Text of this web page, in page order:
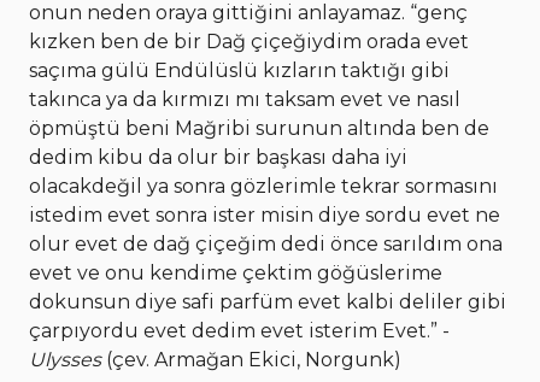
onun neden oraya gittiğini anlayamaz. “genç
kızken ben de bir Dağ çiçeğiydim orada evet
saçıma gülü Endülüslü kızların taktığı gibi
takınca ya da kırmızı mı taksam evet ve nasıl
öpmüştü beni Mağribi surunun altında ben de
dedim kibu da olur bir başkası daha iyi
olacakdeğil ya sonra gözlerimle tekrar sormasını
istedim evet sonra ister misin diye sordu evet ne
olur evet de dağ çiçeğim dedi önce sarıldım ona
evet ve onu kendime çektim göğüslerime
dokunsun diye safi parfüm evet kalbi deliler gibi
çarpıyordu evet dedim evet isterim Evet.” -
Ulysses(çev. Armağan Ekici, Norgunk)